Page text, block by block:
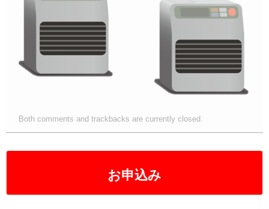
お申込み
Both comments and trackbacks are currently closed.